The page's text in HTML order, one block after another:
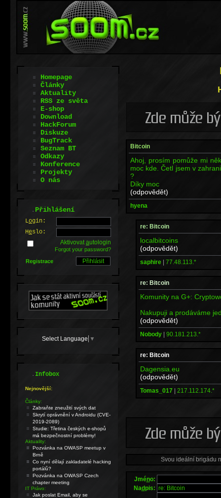
Bitcoin
Ahoj, prosím pomůže mi
moc kde. Četl jsem v
?
Díky moc
(odpovědět)
hyena
re: Bitcoin
localbitcoins
(odpovědět)
saphire | 77.48.113.*
re: Bitcoin
Komunity na G+:
Nakupuji a prodáváme
(odpovědět)
Nobody | 90.181.213.*
re: Bitcoin
Dagensia.eu
(odpovědět)
Tomas_017 | 217.112.174.*
Svou ideální brigádu
Jméno:
Nadpis:
Homepage
Články
Aktuality
RSS ze světa
E-shop
Download
HackForum
Diskuze
BugTrack
Seznam BT
Odkazy
Konference
Projekty
O nás
.Přihlášení
Login:
Heslo:
Aktivovatautologin
Forgot your password?
Registrace
Select Language ▼
.Infobox
Nejnovější:
Články:
Zabraňte zneužití svých dat
Skrytí oprávnění v Androidu (CVE-
2019-2089)
Studie: Třetina českých e-shopů
má bezpečnostní problémy!
Aktuality:
Pozvánka na OWASP meetup v
Brně
Co nyní dělají zakladatelé hacking
portálů?
Pozvánka na OWASP Czech
chapter meeting
IT Právo:
Jak poslat Email, aby se